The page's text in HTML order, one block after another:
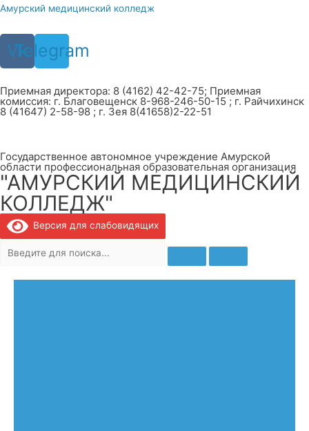
Перейти
содержимому
Амурский медицинский колледж
Vk
Telegram
Приемная директора: 8 (4162) 42-42-75; Приемная
комиссия: г. Благовещенск 8-968-246-50-15 ; г. Райчихинск
8 (41647) 2-58-98 ; г. Зея 8(41658)2-22-51
Государственное автономное учреждение Амурской
области профессиональная образовательная организация
"АМУРСКИЙ МЕДИЦИНСКИЙ
КОЛЛЕДЖ"
Версия для слабовидящих